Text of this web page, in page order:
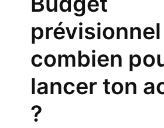
prévisionnel
combien
lancer ton
?